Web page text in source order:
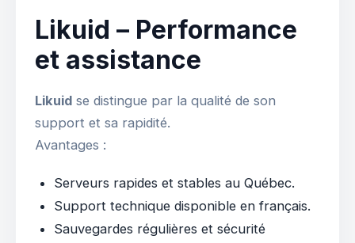
Likuid – Performance
et assistance
Likuid se distingue par la qualité de son
support et sa rapidité.
Avantages :
Serveurs rapides et stables au Québec.
Support technique disponible en français.
Sauvegardes régulières et sécurité